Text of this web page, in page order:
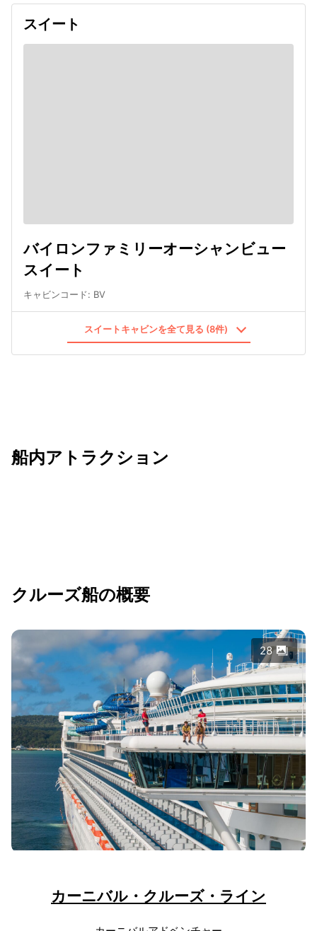
スイート
バイロンファミリーオーシャンビュー
スイート
キャビンコード: BV
スイートキャビンを全て見る (8件)
船内アトラクション
クルーズ船の概要
28
カーニバル・クルーズ・ライン